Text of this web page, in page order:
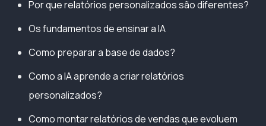
Por que relatórios personalizados são diferentes?
Os fundamentos de ensinar a IA
Como preparar a base de dados?
Como a IA aprende a criar relatórios
personalizados?
Como montar relatórios de vendas que evoluem